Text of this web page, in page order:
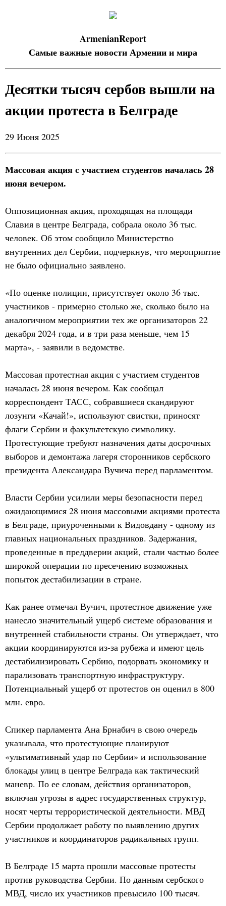
ArmenianReport
Самые важные новости Армении и мира
Десятки тысяч сербов вышли на
акции протеста в Белграде
29 Июня 2025
Массовая акция с участием студентов началась 28
июня вечером.
Оппозиционная акция, проходящая на площади
Славия в центре Белграда, собрала около 36 тыс.
человек. Об этом сообщило Министерство
внутренних дел Сербии, подчеркнув, что мероприятие
не было официально заявлено.
«По оценке полиции, присутствует около 36 тыс.
участников - примерно столько же, сколько было на
аналогичном мероприятии тех же организаторов 22
декабря 2024 года, и в три раза меньше, чем 15
марта», - заявили в ведомстве.
Массовая протестная акция с участием студентов
началась 28 июня вечером. Как сообщал
корреспондент ТАСС, собравшиеся скандируют
лозунги «Качай!», используют свистки, приносят
флаги Сербии и факультетскую символику.
Протестующие требуют назначения даты досрочных
выборов и демонтажа лагеря сторонников сербского
президента Александара Вучича перед парламентом.
Власти Сербии усилили меры безопасности перед
ожидающимися 28 июня массовыми акциями протеста
в Белграде, приуроченными к Видовдану - одному из
главных национальных праздников. Задержания,
проведенные в преддверии акций, стали частью более
широкой операции по пресечению возможных
попыток дестабилизации в стране.
Как ранее отмечал Вучич, протестное движение уже
нанесло значительный ущерб системе образования и
внутренней стабильности страны. Он утверждает, что
акции координируются из-за рубежа и имеют цель
дестабилизировать Сербию, подорвать экономику и
парализовать транспортную инфраструктуру.
Потенциальный ущерб от протестов он оценил в 800
млн. евро.
Спикер парламента Ана Брнабич в свою очередь
указывала, что протестующие планируют
«ультимативный удар по Сербии» и использование
блокады улиц в центре Белграда как тактический
маневр. По ее словам, действия организаторов,
включая угрозы в адрес государственных структур,
носят черты террористической деятельности. МВД
Сербии продолжает работу по выявлению других
участников и координаторов радикальных групп.
В Белграде 15 марта прошли массовые протесты
против руководства Сербии. По данным сербского
МВД, число их участников превысило 100 тысяч.